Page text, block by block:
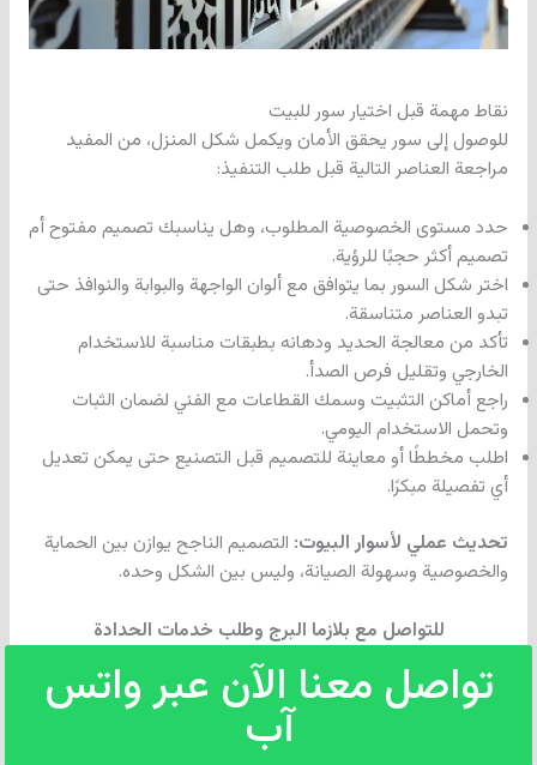
نقاط مهمة قبل اختيار سور للبيت
للوصول إلى سور يحقق الأمان ويكمل شكل المنزل، من المفيد
مراجعة العناصر التالية قبل طلب التنفيذ:
حدد مستوى الخصوصية المطلوب، وهل يناسبك تصميم مفتوح أم
تصميم أكثر حجبًا للرؤية.
اختر شكل السور بما يتوافق مع ألوان الواجهة والبوابة والنوافذ حتى
تبدو العناصر متناسقة.
تأكد من معالجة الحديد ودهانه بطبقات مناسبة للاستخدام
الخارجي وتقليل فرص الصدأ.
راجع أماكن التثبيت وسمك القطاعات مع الفني لضمان الثبات
وتحمل الاستخدام اليومي.
اطلب مخططًا أو معاينة للتصميم قبل التصنيع حتى يمكن تعديل
أي تفصيلة مبكرًا.
تحديث عملي لأسوار البيوت: التصميم الناجح يوازن بين الحماية
والخصوصية وسهولة الصيانة، وليس بين الشكل وحده.
للتواصل مع بلازما البرج وطلب خدمات الحدادة
تواصل معنا الآن عبر واتس
آب